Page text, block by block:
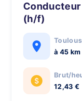
Conducteur Super Poids Lourds
(h/f)
à 45 km
Brut/
12,43 €